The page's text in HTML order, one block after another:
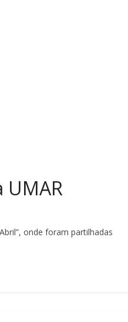
UMAR
onde foram partilhadas